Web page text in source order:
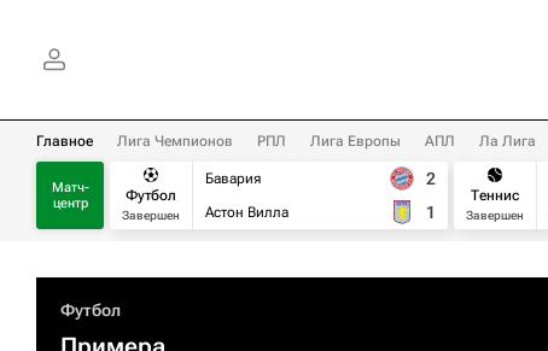
Главное Лига Чемпионов РПЛ Лига Европы АПЛ Ла Лига
Матч-
центр
Футбол
Завершен
Бавария
Астон Вилла
2
1
Теннис
Завершен
Футбол